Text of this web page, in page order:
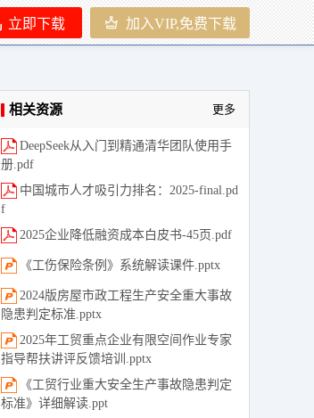
立即下载 加入VIP,免费下载
相关资源 更多
DeepSeek从入门到精通清华团队使用手
册.pdf
中国城市人才吸引力排名：2025-final.pd
f
2025企业降低融资成本白皮书-45页.pdf
《工伤保险条例》系统解读课件.pptx
2024版房屋市政工程生产安全重大事故
隐患判定标准.pptx
2025年工贸重点企业有限空间作业专家
指导帮扶讲评反馈培训.pptx
《工贸行业重大安全生产事故隐患判定
标准》详细解读.ppt